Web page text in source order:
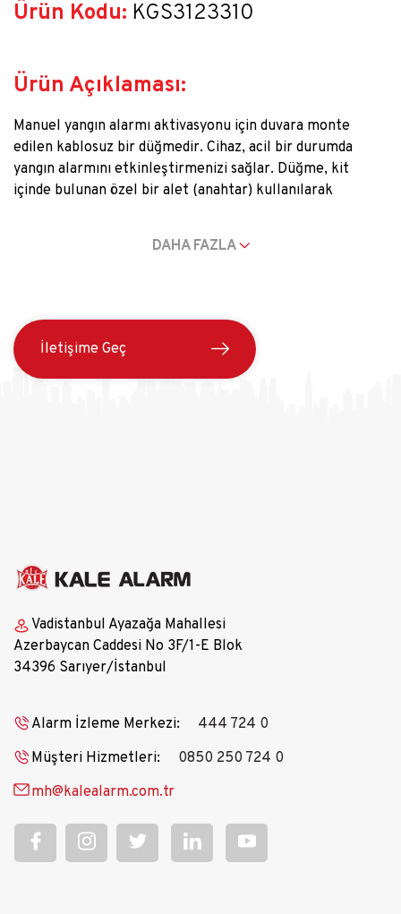
Ürün Kodu: KGS3123310
Ürün Açıklaması:
Manuel yangın alarmı aktivasyonu için duvara monte
edilen kablosuz bir düğmedir. Cihaz, acil bir durumda
yangın alarmını etkinleştirmenizi sağlar. Düğme, kit
içinde bulunan özel bir alet (anahtar) kullanılarak
Jeweller protokolü aracılığıyla hub ile iletişim kurar.
DAHA FAZLA
İletişime Geç
Vadistanbul Ayazağa Mahallesi
Azerbaycan Caddesi No 3F/1-E Blok
34396 Sarıyer/İstanbul
Alarm İzleme Merkezi:
444 724 0
Müşteri Hizmetleri:
0850 250 724 0
mh@kalealarm.com.tr